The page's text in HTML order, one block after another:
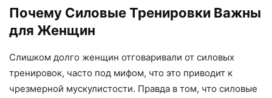
Почему Силовые Тренировки Важны
для Женщин
Слишком долго женщин отговаривали от силовых
тренировок, часто под мифом, что это приводит к
чрезмерной мускулистости. Правда в том, что силовые